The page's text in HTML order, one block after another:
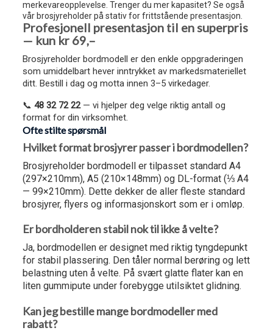
merkevareopplevelse. Trenger du mer kapasitet? Se også
vår brosjyreholder på stativ for frittstående presentasjon.
Profesjonell presentasjon til en superpris
— kun kr 69,–
Brosjyreholder bordmodell er den enkle oppgraderingen
som umiddelbart hever inntrykket av markedsmateriellet
ditt. Bestill i dag og motta innen 3–5 virkedager.
📞48 32 72 22— vi hjelper deg velge riktig antall og
format for din virksomhet.
Ofte stilte spørsmål
Hvilket format brosjyrer passer i bordmodellen?
Brosjyreholder bordmodell er tilpasset standard A4
(297×210mm), A5 (210×148mm) og DL-format (⅓ A4
— 99×210mm). Dette dekker de aller fleste standard
brosjyrer, flyers og informasjonskort som er i omløp.
Er bordholderen stabil nok til ikke å velte?
Ja, bordmodellen er designet med riktig tyngdepunkt
for stabil plassering. Den tåler normal berøring og lett
belastning uten å velte. På svært glatte flater kan en
liten gummipute under forebygge utilsiktet glidning.
Kan jeg bestille mange bordmodeller med
rabatt?